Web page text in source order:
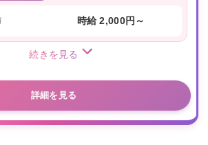
時給 2,000円～
続きを見る
詳細を見る